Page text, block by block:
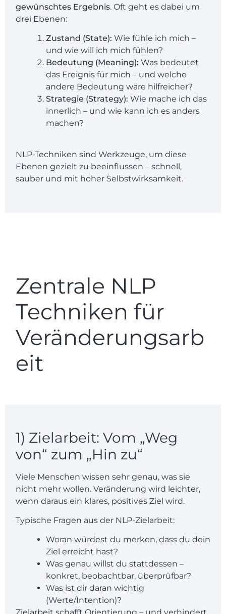
gewünschtes Ergebnis. Oft geht es dabei um
drei Ebenen:
Zustand (State): Wie fühle ich mich –
und wie will ich mich fühlen?
Bedeutung (Meaning): Was bedeutet
das Ereignis für mich – und welche
andere Bedeutung wäre hilfreicher?
Strategie (Strategy): Wie mache ich das
innerlich – und wie kann ich es anders
machen?
NLP-Techniken sind Werkzeuge, um diese
Ebenen gezielt zu beeinflussen – schnell,
sauber und mit hoher Selbstwirksamkeit.
Zentrale NLP
Techniken für
Veränderungsarb
eit
1) Zielarbeit: Vom „Weg
von“ zum „Hin zu“
Viele Menschen wissen sehr genau, was sie
nicht mehr wollen. Veränderung wird leichter,
wenn daraus ein klares, positives Ziel wird.
Typische Fragen aus der NLP-Zielarbeit:
Woran würdest du merken, dass du dein
Ziel erreicht hast?
Was genau willst du stattdessen –
konkret, beobachtbar, überprüfbar?
Was ist dir daran wichtig
(Werte/Intention)?